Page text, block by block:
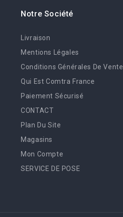
Notre Société
Livraison
Mentions Légales
Conditions Générales De Vente
Qui Est Comtra France
Paiement Sécurisé
CONTACT
Plan Du Site
Magasins
Mon Compte
SERVICE DE POSE